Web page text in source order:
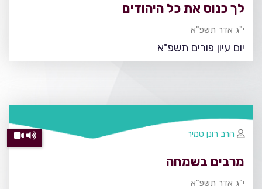
לך כנוס את כל היהודים
י"ג אדר תשפ"א
יום עיון פורים תשפ"א
מרבים בשמחה
י"ג אדר תשפ"א
הרב רונן טמיר